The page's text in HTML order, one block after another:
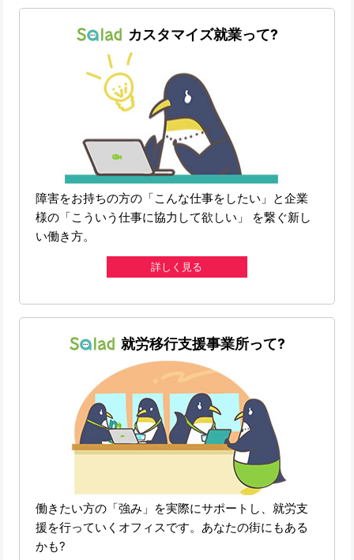
カスタマイズ就業って?
障害をお持ちの方の「こんな仕事をしたい」と企業
様の「こういう仕事に協力して欲しい」 を繋ぐ新し
い働き方。
詳しく見る
就労移行支援事業所って?
働きたい方の「強み」を実際にサポートし、就労支
援を行っていくオフィスです。あなたの街にもある
かも?